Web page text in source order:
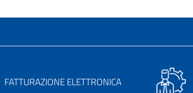
FATTURAZIONE ELETTRONICA